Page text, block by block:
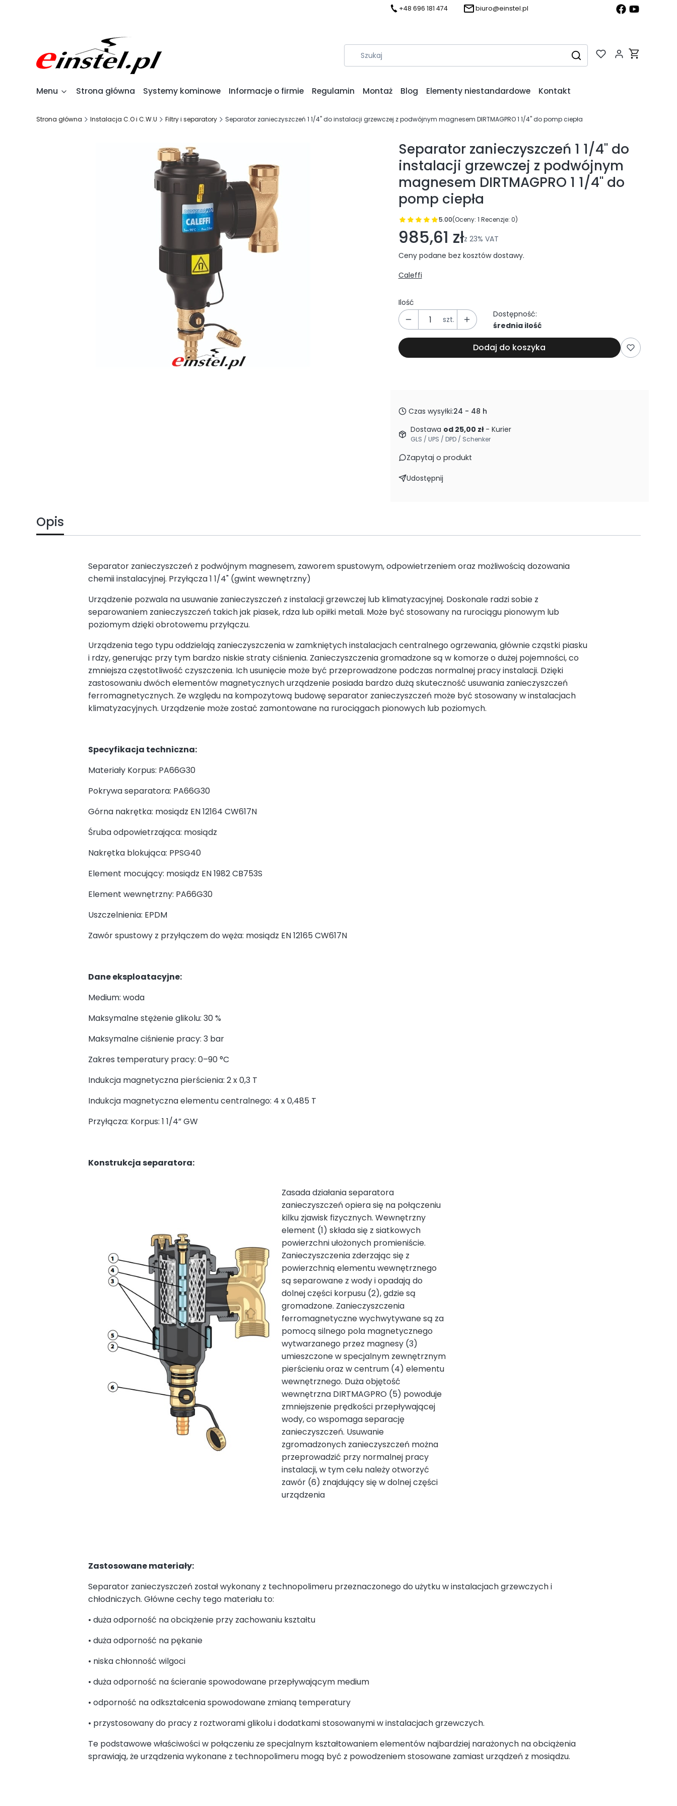
+48 696 181 474 biuro@einstel.pl
WyczyśćSzukaj
Produkty w
Menu Strona główna Systemy kominowe Informacje o firmie Regulamin Montaż Blog Elementy niestandardowe Kontakt
Strona główna Instalacja C.O i C.W.U Filtry i separatory Separator zanieczyszczeń 1 1/4" do instalacji grzewczej z podwójnym magnesem DIRTMAGPRO 1 1/4" do pomp ciepła
Separator zanieczyszczeń 1 1/4" do
instalacji grzewczej z podwójnym
magnesem DIRTMAGPRO 1 1/4" do
pomp ciepła
5.00(Oceny: 1 Recenzje: 0)
Przejdź do sekcji Opinie
985,61 złz 23% VAT
Ceny podane bez kosztów dostawy.
Caleffi
Ilość
szt.
Dostępność:
średnia ilość
Dodaj do koszyka
Czas wysyłki:24 - 48 h
Dostawa od 25,00 zł - Kurier
GLS / UPS / DPD / Schenker
Zapytaj o produkt
Udostępnij
Opis
Separator zanieczyszczeń z podwójnym magnesem, zaworem spustowym, odpowietrzeniem oraz możliwością dozowania
chemii instalacyjnej. Przyłącza 1 1/4" (gwint wewnętrzny)
Urządzenie pozwala na usuwanie zanieczyszczeń z instalacji grzewczej lub klimatyzacyjnej. Doskonale radzi sobie z
separowaniem zanieczyszczeń takich jak piasek, rdza lub opiłki metali. Może być stosowany na rurociągu pionowym lub
poziomym dzięki obrotowemu przyłączu.
Urządzenia tego typu oddzielają zanieczyszczenia w zamkniętych instalacjach centralnego ogrzewania, głównie cząstki piasku
i rdzy, generując przy tym bardzo niskie straty ciśnienia. Zanieczyszczenia gromadzone są w komorze o dużej pojemności, co
zmniejsza częstotliwość czyszczenia. Ich usunięcie może być przeprowadzone podczas normalnej pracy instalacji. Dzięki
zastosowaniu dwóch elementów magnetycznych urządzenie posiada bardzo dużą skuteczność usuwania zanieczyszczeń
ferromagnetycznych. Ze względu na kompozytową budowę separator zanieczyszczeń może być stosowany w instalacjach
klimatyzacyjnych. Urządzenie może zostać zamontowane na rurociągach pionowych lub poziomych.
Specyfikacja techniczna:
Materiały Korpus: PA66G30
Pokrywa separatora: PA66G30
Górna nakrętka: mosiądz EN 12164 CW617N
Śruba odpowietrzająca: mosiądz
Nakrętka blokująca: PPSG40
Element mocujący: mosiądz EN 1982 CB753S
Element wewnętrzny: PA66G30
Uszczelnienia: EPDM
Zawór spustowy z przyłączem do węża: mosiądz EN 12165 CW617N
Dane eksploatacyjne:
Medium: woda
Maksymalne stężenie glikolu: 30 %
Maksymalne ciśnienie pracy: 3 bar
Zakres temperatury pracy: 0–90 °C
Indukcja magnetyczna pierścienia: 2 x 0,3 T
Indukcja magnetyczna elementu centralnego: 4 x 0,485 T
Przyłącza: Korpus: 1 1/4” GW
Konstrukcja separatora:
Zasada działania separatora
zanieczyszczeń opiera się na połączeniu
kilku zjawisk fizycznych. Wewnętrzny
element (1) składa się z siatkowych
powierzchni ułożonych promieniście.
Zanieczyszczenia zderzając się z
powierzchnią elementu wewnętrznego
są separowane z wody i opadają do
dolnej części korpusu (2), gdzie są
gromadzone. Zanieczyszczenia
ferromagnetyczne wychwytywane są za
pomocą silnego pola magnetycznego
wytwarzanego przez magnesy (3)
umieszczone w specjalnym zewnętrznym
pierścieniu oraz w centrum (4) elementu
wewnętrznego. Duża objętość
wewnętrzna DIRTMAGPRO (5) powoduje
zmniejszenie prędkości przepływającej
wody, co wspomaga separację
zanieczyszczeń. Usuwanie
zgromadzonych zanieczyszczeń można
przeprowadzić przy normalnej pracy
instalacji, w tym celu należy otworzyć
zawór (6) znajdujący się w dolnej części
urządzenia
Zastosowane materiały:
Separator zanieczyszczeń został wykonany z technopolimeru przeznaczonego do użytku w instalacjach grzewczych i
chłodniczych. Główne cechy tego materiału to:
• duża odporność na obciążenie przy zachowaniu kształtu
• duża odporność na pękanie
• niska chłonność wilgoci
• duża odporność na ścieranie spowodowane przepływającym medium
• odporność na odkształcenia spowodowane zmianą temperatury
• przystosowany do pracy z roztworami glikolu i dodatkami stosowanymi w instalacjach grzewczych.
Te podstawowe właściwości w połączeniu ze specjalnym kształtowaniem elementów najbardziej narażonych na obciążenia
sprawiają, że urządzenia wykonane z technopolimeru mogą być z powodzeniem stosowane zamiast urządzeń z mosiądzu.